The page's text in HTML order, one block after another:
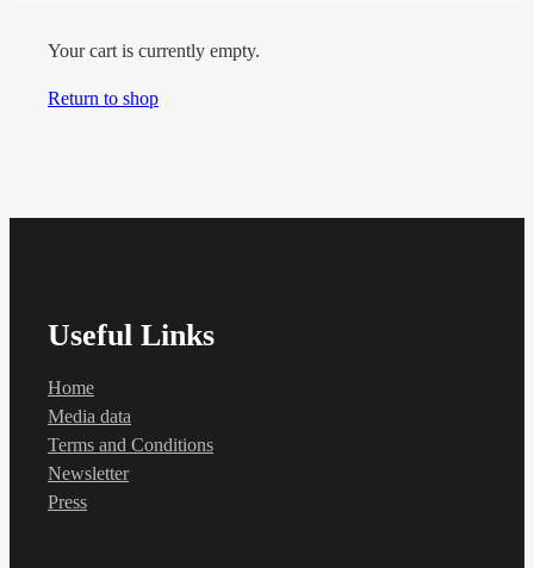
Your cart is currently empty.
Return to shop
Useful Links
Home
Media data
Terms and Conditions
Newsletter
Press